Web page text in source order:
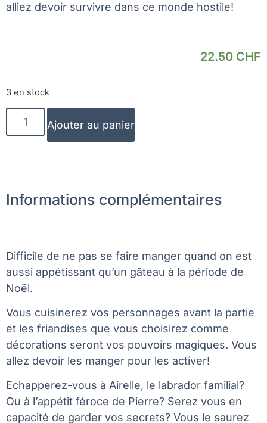
alliez devoir survivre dans ce monde hostile!
22.50 CHF
3 en stock
Ajouter au panier
Informations complémentaires
Difficile de ne pas se faire manger quand on est
aussi appétissant qu’un gâteau à la période de
Noël.
Vous cuisinerez vos personnages avant la partie
et les friandises que vous choisirez comme
décorations seront vos pouvoirs magiques. Vous
allez devoir les manger pour les activer!
Echapperez-vous à Airelle, le labrador familial?
Ou à l’appétit féroce de Pierre? Serez vous en
capacité de garder vos secrets? Vous le saurez